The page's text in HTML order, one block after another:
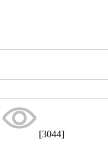
[3044]